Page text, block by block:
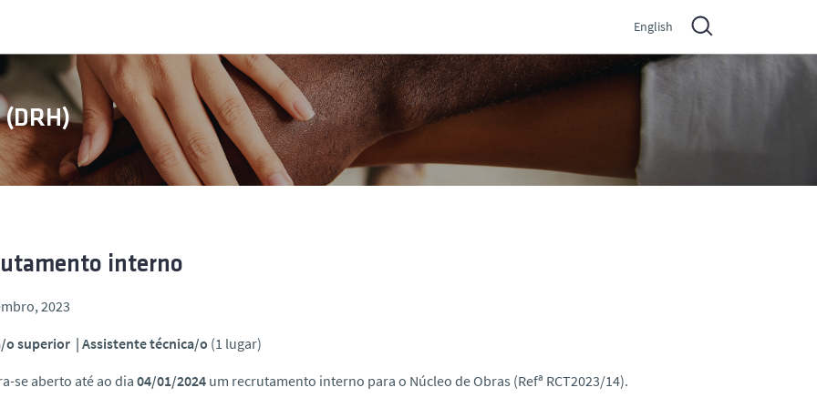
English
(DRH)
interno
2023
o superior | Assistente técnica/o (1 lugar)
se aberto até ao dia 04/01/2024 um recrutamento interno para o Núcleo de Obras (Refª RCT2023/14).